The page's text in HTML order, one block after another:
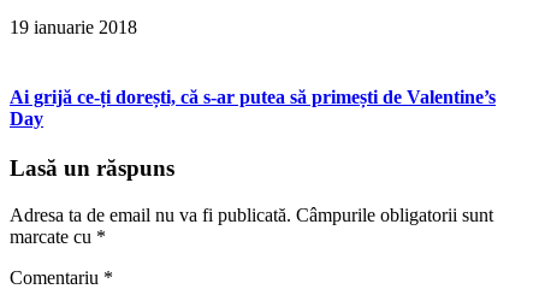
19 ianuarie 2018
Ai grijă ce-ți dorești, că s-ar putea să primești de Valentine’s
Day
Lasă un răspuns
Adresa ta de email nu va fi publicată. Câmpurile obligatorii sunt
marcate cu *
Comentariu *